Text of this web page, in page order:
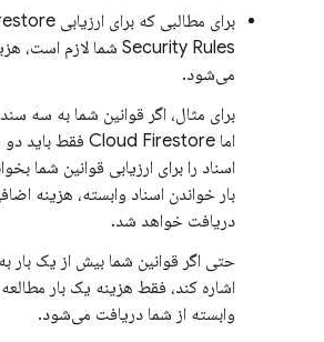
برای مطالبی که برای ارزیابی
Security Rules شما لازم است،
می‌شود.
برای مثال، اگر قوانین شما به سه سند
اما Cloud Firestore فقط باید دو
اسناد را برای ارزیابی قوانین شما
بار خواندن اسناد وابسته، هزینه
دریافت خواهد شد.
حتی اگر قوانین شما بیش از یک بار
اشاره کند، فقط هزینه یک بار
وابسته از شما دریافت می‌شود.